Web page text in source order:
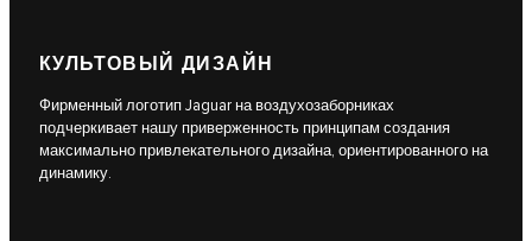
КУЛЬТОВЫЙ ДИЗАЙН
Фирменный логотип Jaguar на воздухозаборниках
подчеркивает нашу приверженность принципам создания
максимально привлекательного дизайна, ориентированного на
динамику.